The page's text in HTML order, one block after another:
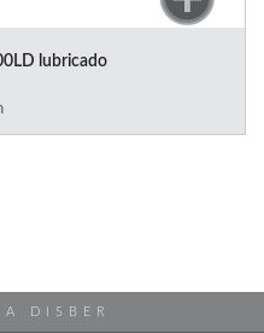
lubricado
DISBER